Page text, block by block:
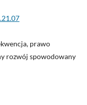
prawo
rozwój spowodowany